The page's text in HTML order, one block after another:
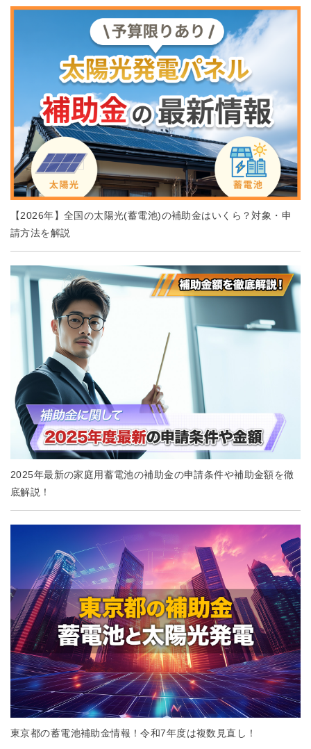
【2026年】全国の太陽光(蓄電池)の補助金はいくら？対象・申
請方法を解説
2025年最新の家庭用蓄電池の補助金の申請条件や補助金額を徹
底解説！
東京都の蓄電池補助金情報！令和7年度は複数見直し！